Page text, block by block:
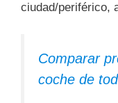
ciudad/periférico,
Comparar
coche de